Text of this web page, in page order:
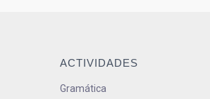
ACTIVIDADES
Gramática